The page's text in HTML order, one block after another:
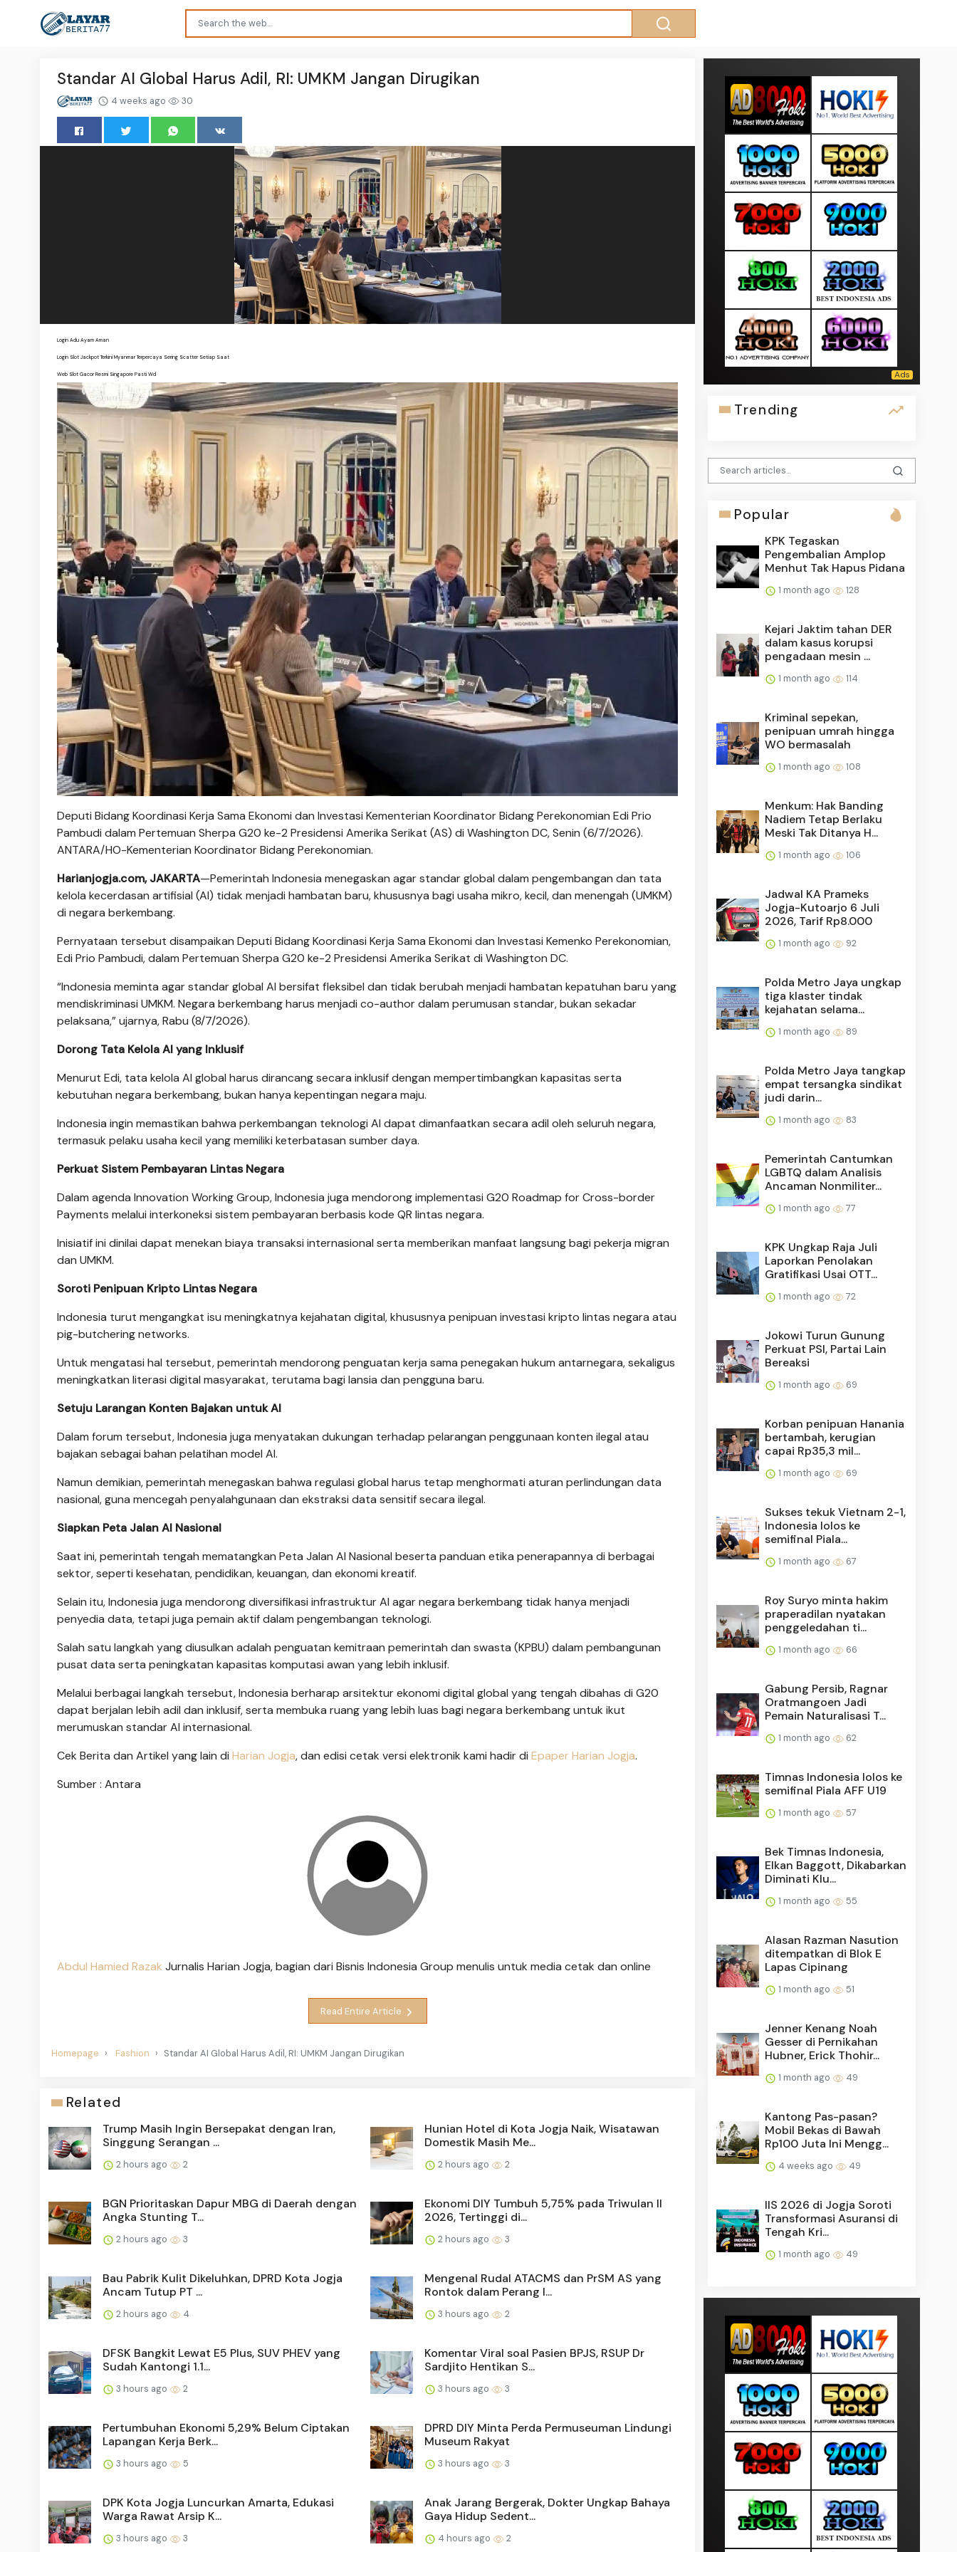
Standar AI Global Harus Adil, RI: UMKM Jangan Dirugikan
4 weeks ago 30
Login Adu Ayam Aman
Login Slot Jackpot Terkini Myanmar Terpercaya Sering Scatter Setiap Saat
Web Slot Gacor Resmi Singapore Pasti Wd
Deputi Bidang Koordinasi Kerja Sama Ekonomi dan Investasi Kementerian Koordinator Bidang Perekonomian Edi Prio
Pambudi dalam Pertemuan Sherpa G20 ke-2 Presidensi Amerika Serikat (AS) di Washington DC, Senin (6/7/2026).
ANTARA/HO-Kementerian Koordinator Bidang Perekonomian.
Harianjogja.com, JAKARTA—Pemerintah Indonesia menegaskan agar standar global dalam pengembangan dan tata
kelola kecerdasan artifisial (AI) tidak menjadi hambatan baru, khususnya bagi usaha mikro, kecil, dan menengah (UMKM)
di negara berkembang.
Pernyataan tersebut disampaikan Deputi Bidang Koordinasi Kerja Sama Ekonomi dan Investasi Kemenko Perekonomian,
Edi Prio Pambudi, dalam Pertemuan Sherpa G20 ke-2 Presidensi Amerika Serikat di Washington DC.
“Indonesia meminta agar standar global AI bersifat fleksibel dan tidak berubah menjadi hambatan kepatuhan baru yang
mendiskriminasi UMKM. Negara berkembang harus menjadi co-author dalam perumusan standar, bukan sekadar
pelaksana,” ujarnya, Rabu (8/7/2026).
Dorong Tata Kelola AI yang Inklusif
Menurut Edi, tata kelola AI global harus dirancang secara inklusif dengan mempertimbangkan kapasitas serta
kebutuhan negara berkembang, bukan hanya kepentingan negara maju.
Indonesia ingin memastikan bahwa perkembangan teknologi AI dapat dimanfaatkan secara adil oleh seluruh negara,
termasuk pelaku usaha kecil yang memiliki keterbatasan sumber daya.
Perkuat Sistem Pembayaran Lintas Negara
Dalam agenda Innovation Working Group, Indonesia juga mendorong implementasi G20 Roadmap for Cross-border
Payments melalui interkoneksi sistem pembayaran berbasis kode QR lintas negara.
Inisiatif ini dinilai dapat menekan biaya transaksi internasional serta memberikan manfaat langsung bagi pekerja migran
dan UMKM.
Soroti Penipuan Kripto Lintas Negara
Indonesia turut mengangkat isu meningkatnya kejahatan digital, khususnya penipuan investasi kripto lintas negara atau
pig-butchering networks.
Untuk mengatasi hal tersebut, pemerintah mendorong penguatan kerja sama penegakan hukum antarnegara, sekaligus
meningkatkan literasi digital masyarakat, terutama bagi lansia dan pengguna baru.
Setuju Larangan Konten Bajakan untuk AI
Dalam forum tersebut, Indonesia juga menyatakan dukungan terhadap pelarangan penggunaan konten ilegal atau
bajakan sebagai bahan pelatihan model AI.
Namun demikian, pemerintah menegaskan bahwa regulasi global harus tetap menghormati aturan perlindungan data
nasional, guna mencegah penyalahgunaan dan ekstraksi data sensitif secara ilegal.
Siapkan Peta Jalan AI Nasional
Saat ini, pemerintah tengah mematangkan Peta Jalan AI Nasional beserta panduan etika penerapannya di berbagai
sektor, seperti kesehatan, pendidikan, keuangan, dan ekonomi kreatif.
Selain itu, Indonesia juga mendorong diversifikasi infrastruktur AI agar negara berkembang tidak hanya menjadi
penyedia data, tetapi juga pemain aktif dalam pengembangan teknologi.
Salah satu langkah yang diusulkan adalah penguatan kemitraan pemerintah dan swasta (KPBU) dalam pembangunan
pusat data serta peningkatan kapasitas komputasi awan yang lebih inklusif.
Melalui berbagai langkah tersebut, Indonesia berharap arsitektur ekonomi digital global yang tengah dibahas di G20
dapat berjalan lebih adil dan inklusif, serta membuka ruang yang lebih luas bagi negara berkembang untuk ikut
merumuskan standar AI internasional.
Cek Berita dan Artikel yang lain di Harian Jogja, dan edisi cetak versi elektronik kami hadir di Epaper Harian Jogja.
Sumber : Antara
Abdul Hamied Razak Jurnalis Harian Jogja, bagian dari Bisnis Indonesia Group menulis untuk media cetak dan online
Read Entire Article
Homepage Fashion Standar AI Global Harus Adil, RI: UMKM Jangan Dirugikan
Related
Trump Masih Ingin Bersepakat dengan Iran,
Singgung Serangan ...
2 hours ago 2
Hunian Hotel di Kota Jogja Naik, Wisatawan
Domestik Masih Me...
2 hours ago 2
BGN Prioritaskan Dapur MBG di Daerah dengan
Angka Stunting T...
2 hours ago 3
Ekonomi DIY Tumbuh 5,75% pada Triwulan II
2026, Tertinggi di...
2 hours ago 3
Bau Pabrik Kulit Dikeluhkan, DPRD Kota Jogja
Ancam Tutup PT ...
2 hours ago 4
Mengenal Rudal ATACMS dan PrSM AS yang
Rontok dalam Perang I...
3 hours ago 2
DFSK Bangkit Lewat E5 Plus, SUV PHEV yang
Sudah Kantongi 1.1...
3 hours ago 2
Komentar Viral soal Pasien BPJS, RSUP Dr
Sardjito Hentikan S...
3 hours ago 3
Pertumbuhan Ekonomi 5,29% Belum Ciptakan
Lapangan Kerja Berk...
3 hours ago 5
DPRD DIY Minta Perda Permuseuman Lindungi
Museum Rakyat
3 hours ago 3
DPK Kota Jogja Luncurkan Amarta, Edukasi
Warga Rawat Arsip K...
3 hours ago 3
Anak Jarang Bergerak, Dokter Ungkap Bahaya
Gaya Hidup Sedent...
4 hours ago 2
Trending
Popular
KPK Tegaskan
Pengembalian Amplop
Menhut Tak Hapus Pidana
1 month ago 128
Kejari Jaktim tahan DER
dalam kasus korupsi
pengadaan mesin ...
1 month ago 114
Kriminal sepekan,
penipuan umrah hingga
WO bermasalah
1 month ago 108
Menkum: Hak Banding
Nadiem Tetap Berlaku
Meski Tak Ditanya H...
1 month ago 106
Jadwal KA Prameks
Jogja-Kutoarjo 6 Juli
2026, Tarif Rp8.000
1 month ago 92
Polda Metro Jaya ungkap
tiga klaster tindak
kejahatan selama...
1 month ago 89
Polda Metro Jaya tangkap
empat tersangka sindikat
judi darin...
1 month ago 83
Pemerintah Cantumkan
LGBTQ dalam Analisis
Ancaman Nonmiliter...
1 month ago 77
KPK Ungkap Raja Juli
Laporkan Penolakan
Gratifikasi Usai OTT...
1 month ago 72
Jokowi Turun Gunung
Perkuat PSI, Partai Lain
Bereaksi
1 month ago 69
Korban penipuan Hanania
bertambah, kerugian
capai Rp35,3 mil...
1 month ago 69
Sukses tekuk Vietnam 2-1,
Indonesia lolos ke
semifinal Piala...
1 month ago 67
Roy Suryo minta hakim
praperadilan nyatakan
penggeledahan ti...
1 month ago 66
Gabung Persib, Ragnar
Oratmangoen Jadi
Pemain Naturalisasi T...
1 month ago 62
Timnas Indonesia lolos ke
semifinal Piala AFF U19
1 month ago 57
Bek Timnas Indonesia,
Elkan Baggott, Dikabarkan
Diminati Klu...
1 month ago 55
Alasan Razman Nasution
ditempatkan di Blok E
Lapas Cipinang
1 month ago 51
Jenner Kenang Noah
Gesser di Pernikahan
Hubner, Erick Thohir...
1 month ago 49
Kantong Pas-pasan?
Mobil Bekas di Bawah
Rp100 Juta Ini Mengg...
4 weeks ago 49
IIS 2026 di Jogja Soroti
Transformasi Asuransi di
Tengah Kri...
1 month ago 49